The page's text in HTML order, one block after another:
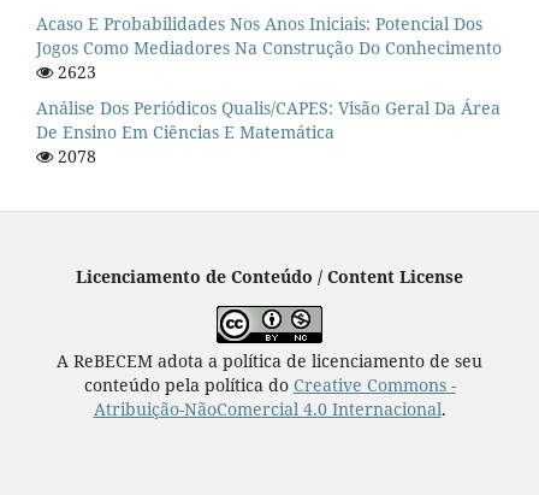
Acaso E Probabilidades Nos Anos Iniciais: Potencial Dos
Jogos Como Mediadores Na Construção Do Conhecimento
2623
Análise Dos Periódicos Qualis/CAPES: Visão Geral Da Área
De Ensino Em Ciências E Matemática
2078
Licenciamento de Conteúdo / Content License
A ReBECEM adota a política de licenciamento de seu
conteúdo pela política do Creative Commons -
Atribuição-NãoComercial 4.0 Internacional.